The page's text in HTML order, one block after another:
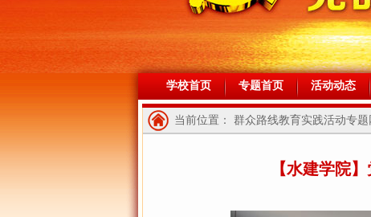
学校首页 专题首页 活动动态
当前位置： 群众路线教育实践活动专
【水建学院